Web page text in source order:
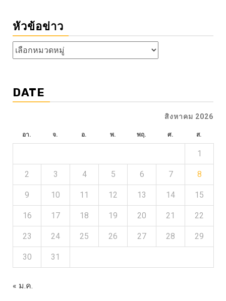
หัวข้อข่าว
หัวข้อ
ข่าว
DATE
สิงหาคม 2026
อา. จ. อ. พ. พฤ. ศ. ส.
1
2 3 4 5 6 7 8
9 10 11 12 13 14 15
16 17 18 19 20 21 22
23 24 25 26 27 28 29
30 31
« ม.ค.